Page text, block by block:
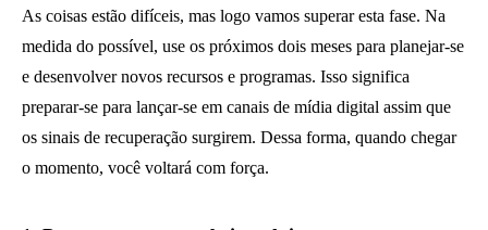
As coisas estão difíceis, mas logo vamos superar esta fase. Na
medida do possível, use os próximos dois meses para planejar-se
e desenvolver novos recursos e programas. Isso significa
preparar-se para lançar-se em canais de mídia digital assim que
os sinais de recuperação surgirem. Dessa forma, quando chegar
o momento, você voltará com força.